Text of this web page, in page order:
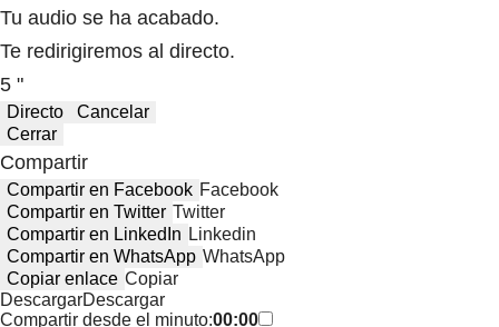
Tu audio se ha acabado.
Te redirigiremos al directo.
5 "
Directo
Cancelar
Cerrar
Compartir
Compartir en Facebook Facebook
Compartir en Twitter Twitter
Compartir en LinkedIn Linkedin
Compartir en WhatsApp WhatsApp
Copiar enlace Copiar
DescargarDescargar
Compartir desde el minuto:00:00